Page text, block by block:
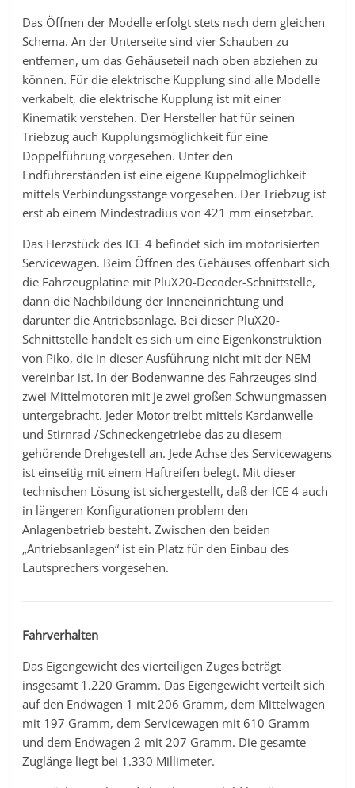
Das Öffnen der Modelle erfolgt stets nach dem gleichen
Schema. An der Unterseite sind vier Schauben zu
entfernen, um das Gehäuseteil nach oben abziehen zu
können. Für die elektrische Kupplung sind alle Modelle
verkabelt, die elektrische Kupplung ist mit einer
Kinematik verstehen. Der Hersteller hat für seinen
Triebzug auch Kupplungsmöglichkeit für eine
Doppelführung vorgesehen. Unter den
Endführerständen ist eine eigene Kuppelmöglichkeit
mittels Verbindungsstange vorgesehen. Der Triebzug ist
erst ab einem Mindestradius von 421 mm einsetzbar.
Das Herzstück des ICE 4 befindet sich im motorisierten
Servicewagen. Beim Öffnen des Gehäuses offenbart sich
die Fahrzeugplatine mit PluX20-Decoder-Schnittstelle,
dann die Nachbildung der Inneneinrichtung und
darunter die Antriebsanlage. Bei dieser PluX20-
Schnittstelle handelt es sich um eine Eigenkonstruktion
von Piko, die in dieser Ausführung nicht mit der NEM
vereinbar ist. In der Bodenwanne des Fahrzeuges sind
zwei Mittelmotoren mit je zwei großen Schwungmassen
untergebracht. Jeder Motor treibt mittels Kardanwelle
und Stirnrad-/Schneckengetriebe das zu diesem
gehörende Drehgestell an. Jede Achse des Servicewagens
ist einseitig mit einem Haftreifen belegt. Mit dieser
technischen Lösung ist sichergestellt, daß der ICE 4 auch
in längeren Konfigurationen problem den
Anlagenbetrieb besteht. Zwischen den beiden
„Antriebsanlagen“ ist ein Platz für den Einbau des
Lautsprechers vorgesehen.
Fahrverhalten
Das Eigengewicht des vierteiligen Zuges beträgt
insgesamt 1.220 Gramm. Das Eigengewicht verteilt sich
auf den Endwagen 1 mit 206 Gramm, dem Mittelwagen
mit 197 Gramm, dem Servicewagen mit 610 Gramm
und dem Endwagen 2 mit 207 Gramm. Die gesamte
Zuglänge liegt bei 1.330 Millimeter.